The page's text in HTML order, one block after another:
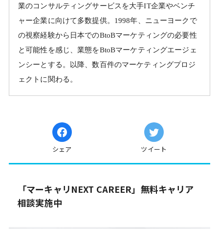
業のコンサルティングサービスを大手IT企業やベンチ
ャー企業に向けて多数提供。1998年、ニューヨークで
の視察経験から日本でのBtoBマーケティングの必要性
と可能性を感じ、業態をBtoBマーケティングエージェ
ンシーとする。以降、数百件のマーケティングプロジ
ェクトに関わる。
シェア ツイート
「マーキャリNEXT CAREER」無料キャリア
相談実施中